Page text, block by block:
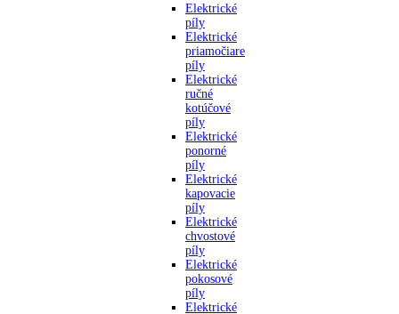
Elektrické
píly
Elektrické
priamočiare
píly
Elektrické
ručné
kotúčové
píly
Elektrické
ponorné
píly
Elektrické
kapovacie
píly
Elektrické
chvostové
píly
Elektrické
pokosové
píly
Elektrické